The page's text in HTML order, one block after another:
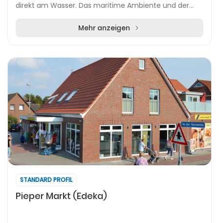
direkt am Wasser. Das maritime Ambiente und der
Mehr anzeigen
STANDARD PROFIL
Pieper Markt (Edeka)